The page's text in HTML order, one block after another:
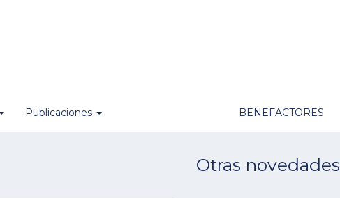
Publicaciones BENEFACTORES
Otras novedades